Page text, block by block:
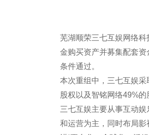
芜湖顺荣三七互娱网络科
金购买资产并募集配套
条件通过。
本次重组中，三七互娱
股权以及智铭网络49%
三七互娱主要从事互动
和运营为主，同时布局